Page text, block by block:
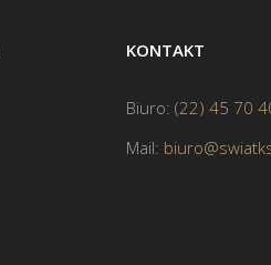
KONTAKT
Biuro: (22) 45 70
Mail: